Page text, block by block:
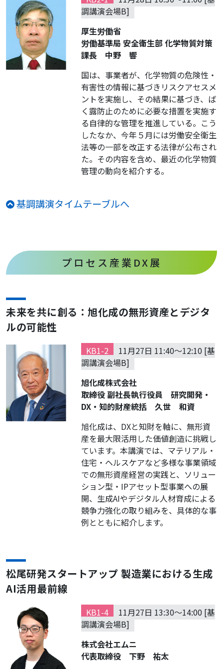
調講演会場B]
厚生労働省
労働基準局 安全衛生部 化学物質対策
課長 中野 響
国は、事業者が、化学物質の危険性・
有害性の情報に基づきリスクアセスメ
ントを実施し、その結果に基づき、ば
く露防止のために必要な措置を実施す
る自律的な管理を推進している。こう
したなか、今年５月には労働安全衛生
法等の一部を改正する法律が公布され
た。その内容を含め、最近の化学物質
管理の動向を紹介する。
基調講演タイムテーブルへ
プロセス産業DX展
未来を共に創る：旭化成の無形資産とデジタ
ルの可能性
KB1-2
11月27日 11:40～12:10 [基
調講演会場B]
旭化成株式会社
取締役 副社長執行役員 研究開発・
DX・知的財産統括 久世 和資
旭化成は、DXと知財を軸に、無形資
産を最大限活用した価値創造に挑戦し
ています。本講演では、マテリアル・
住宅・ヘルスケアなど多様な事業領域
での無形資産経営の実践と、ソリュー
ション型・IPアセット型事業への展
開、生成AIやデジタル人材育成による
競争力強化の取り組みを、具体的な事
例とともに紹介します。
松尾研発スタートアップ 製造業における生成
AI活用最前線
KB1-4
11月27日 13:30～14:00 [基
調講演会場B]
株式会社エムニ
代表取締役 下野 祐太